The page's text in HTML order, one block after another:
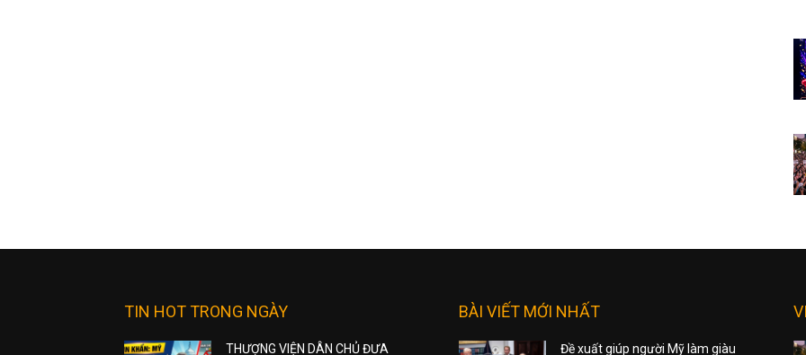
TIN HOT TRONG NGÀY
THƯỢNG VIỆN DÂN CHỦ ĐƯA
BÀI VIẾT MỚI NHẤT
Đề xuất giúp người Mỹ làm giàu